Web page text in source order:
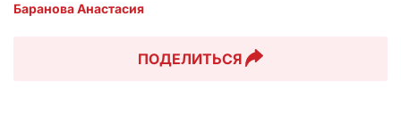
Баранова Анастасия
ПОДЕЛИТЬСЯ